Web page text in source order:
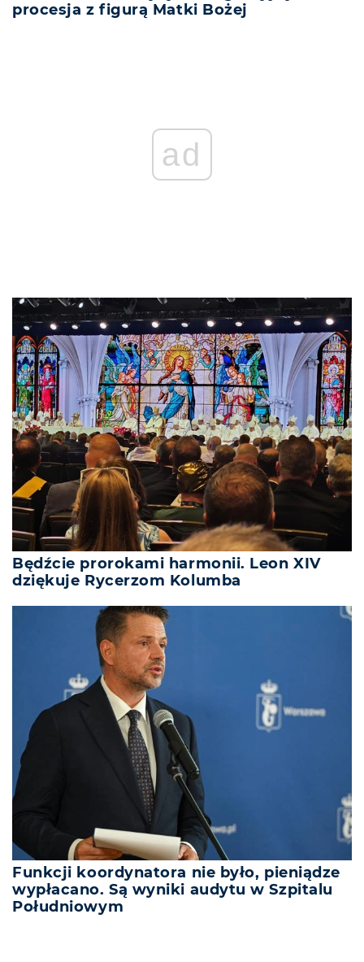
procesja z figurą Matki Bożej
Będźcie prorokami harmonii. Leon XIV
dziękuje Rycerzom Kolumba
Funkcji koordynatora nie było, pieniądze
wypłacano. Są wyniki audytu w Szpitalu
Południowym